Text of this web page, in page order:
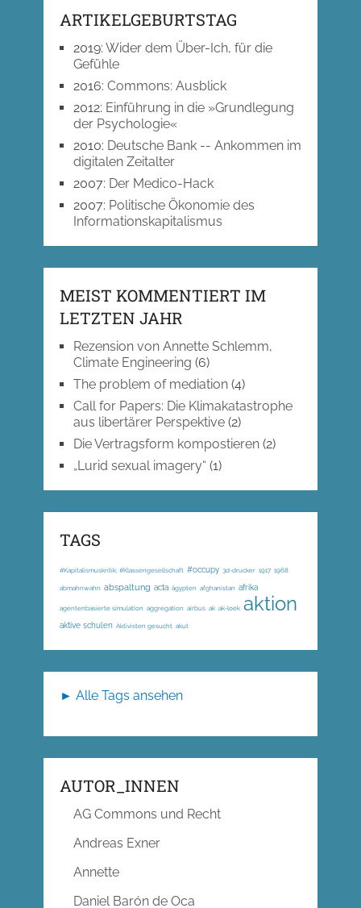
ARTIKELGEBURTSTAG
2019: Wider dem Über-Ich, für die
Gefühle
2016: Commons: Ausblick
2012: Einführung in die »Grundlegung
der Psychologie«
2010: Deutsche Bank -- Ankommen im
digitalen Zeitalter
2007: Der Medico-Hack
2007: Politische Ökonomie des
Informationskapitalismus
MEIST KOMMENTIERT IM
LETZTEN JAHR
Rezension von Annette Schlemm,
Climate Engineering (6)
The problem of mediation(4)
Call for Papers: Die Klimakatastrophe
aus libertärer Perspektive(2)
Die Vertragsform kompostieren(2)
„Lurid sexual imagery“ (1)
TAGS
#Kapitalismuskritik; #Klassengesellschaft #occupy 3d-drucker 1917 1968
abmahnwahn abspaltung acta ägypten afghanistan afrika
agentenbasierte simulation aggregation airbus ak ak-loek aktion
aktive schulen Aktivisten gesucht akut
► Alle Tags ansehen
AUTOR_INNEN
AG Commons und Recht
Andreas Exner
Annette
Daniel Barón de Oca